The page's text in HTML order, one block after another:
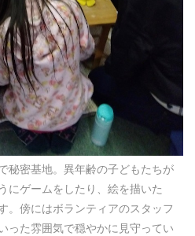
秘密基地。異年齢の子どもたちが
にゲームをしたり、絵を描いた
。傍にはボランティアのスタッフ
った雰囲気で穏やかに見守ってい